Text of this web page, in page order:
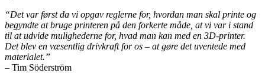
“Det var først da vi opgav reglerne for, hvordan man skal printe og
begyndte at bruge printeren på den forkerte måde, at vi var i stand
til at udvide mulighederne for, hvad man kan med en 3D-printer.
Det blev en væsentlig drivkraft for os – at gøre det uventede med
materialet.”
– Tim Söderström